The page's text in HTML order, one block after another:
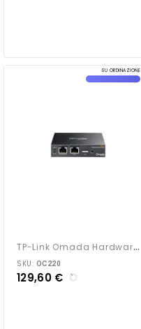
SU ORDINAZIONE
T
P-Link Omada Hardware...
SKU: OC220
129,60 €